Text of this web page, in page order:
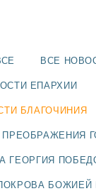
ВСЕ
ЕПАРХИИ
БЛАГОЧИНИЯ
ГЕОРГИЯ